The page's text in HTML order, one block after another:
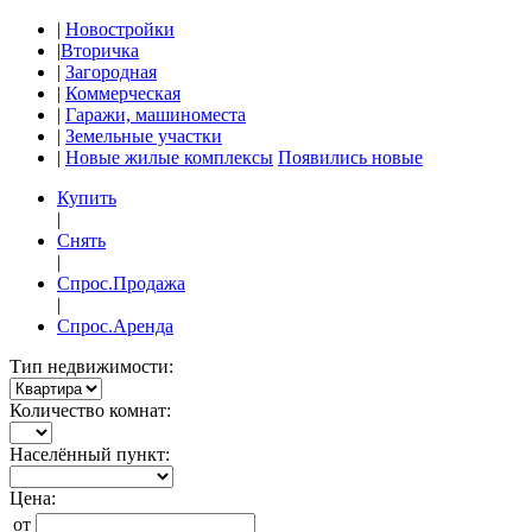
| Новостройки
|Вторичка
| Загородная
| Коммерческая
| Гаражи, машиноместа
| Земельные участки
| Новые жилые комплексы Появились новые
Купить
|
Снять
|
Спрос.Продажа
|
Спрос.Аренда
Тип недвижимости:
Количество комнат:
Населённый пункт:
Цена:
от